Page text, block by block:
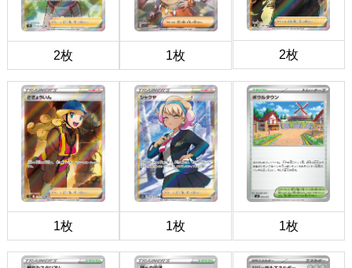
2枚 1枚 2枚
1枚 1枚 1枚